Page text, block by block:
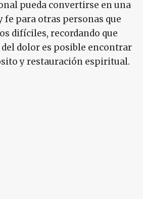
pueda convertirse en una
fe para otras personas que
difíciles, recordando que
dolor es posible encontrar
y restauración espiritual.